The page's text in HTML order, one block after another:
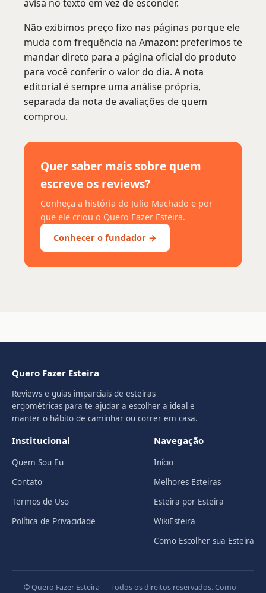
avisa no texto em vez de esconder.
Não exibimos preço fixo nas páginas porque ele
muda com frequência na Amazon: preferimos te
mandar direto para a página oficial do produto
para você conferir o valor do dia. A nota
editorial é sempre uma análise própria,
separada da nota de avaliações de quem
comprou.
Quer saber mais sobre quem
escreve os reviews?
Conheça a história do Julio Machado e por
que ele criou o Quero Fazer Esteira.
Conhecer o fundador →
Quero Fazer Esteira
Reviews e guias imparciais de esteiras
ergométricas para te ajudar a escolher a ideal e
manter o hábito de caminhar ou correr em casa.
Institucional
Quem Sou Eu
Contato
Termos de Uso
Política de Privacidade
Navegação
Início
Melhores Esteiras
Esteira por Esteira
WikiEsteira
Como Escolher sua Esteira
© Quero Fazer Esteira — Todos os direitos reservados. Como